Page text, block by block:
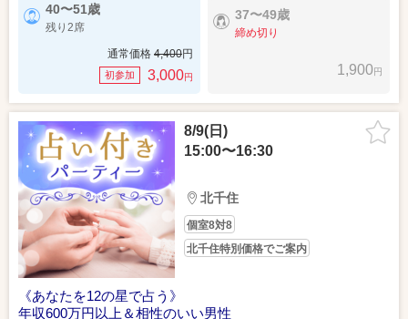
40〜51歳
残り2席
通常価格 4,400円
初参加 3,000円
37〜49歳
締め切り
1,900円
8/9(日)
15:00〜16:30
北千住
個室8対8
北千住特別価格でご案内
《あなたを12の星で占う》
年収600万円以上＆相性のいい男性